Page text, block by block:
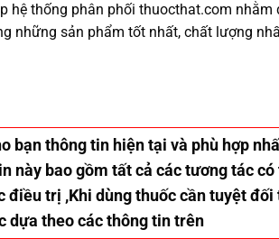
hệ thống phân phối thuocthat.com nhằm
những sản phẩm tốt nhất, chất lượng
bạn thông tin hiện tại và phù hợp
này bao gồm tất cả các tương tác
trị ,Khi dùng thuốc cần tuyệt
dựa theo các thông tin trên